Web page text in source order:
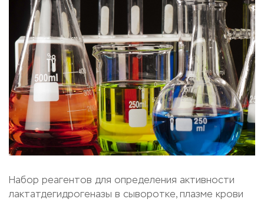
Набор реагентов для определения активности
лактатдегидрогеназы в сыворотке, плазме крови